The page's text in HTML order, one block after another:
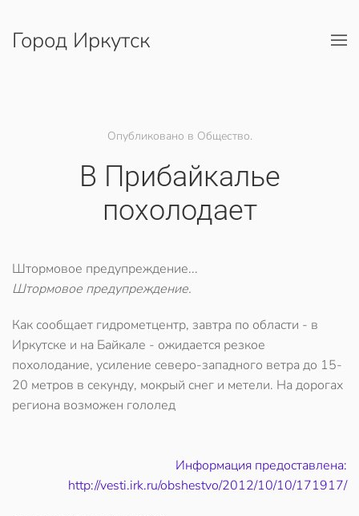
Перейти к содержимому
Город Иркутск
Опубликовано в Общество.
В Прибайкалье
похолодает
Штормовое предупреждение...
Штормовое предупреждение.
Как сообщает гидрометцентр, завтра по области - в
Иркутске и на Байкале - ожидается резкое
похолодание, усиление северо-западного ветра до 15-
20 метров в секунду, мокрый снег и метели. На дорогах
региона возможен гололед
Информация предоставлена:
http://vesti.irk.ru/obshestvo/2012/10/10/171917/